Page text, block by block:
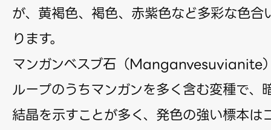
が、黄褐色、褐色、赤紫色など多彩な色合
ります。
マンガンベスブ石（Manganvesuvianite
ループのうちマンガンを多く含む変種で、
結晶を示すことが多く、発色の強い標本は